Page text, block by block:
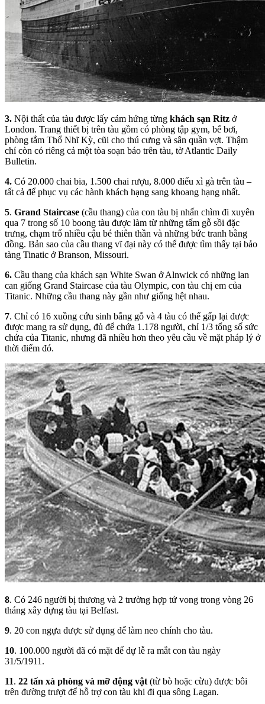
3. Nội thất của tàu được lấy cảm hứng từng khách sạn Ritz ở
London. Trang thiết bị trên tàu gồm có phòng tập gym, bể bơi,
phòng tắm Thổ Nhĩ Kỳ, cũi cho thú cưng và sân quần vợt. Thậm
chí còn có riêng cả một tòa soạn báo trên tàu, tờ Atlantic Daily
Bulletin.
4. Có 20.000 chai bia, 1.500 chai rượu, 8.000 điếu xì gà trên tàu –
tất cả để phục vụ các hành khách hạng sang khoang hạng nhất.
5. Grand Staircase (cầu thang) của con tàu bị nhấn chìm đi xuyên
qua 7 trong số 10 boong tàu được làm từ những tấm gỗ sồi đặc
trưng, chạm trổ nhiều cậu bé thiên thần và những bức tranh bằng
đồng. Bản sao của cầu thang vĩ đại này có thể được tìm thấy tại bảo
tàng Tinatic ở Branson, Missouri.
6. Cầu thang của khách sạn White Swan ở Alnwick có những lan
can giống Grand Staircase của tàu Olympic, con tàu chị em của
Titanic. Những cầu thang này gần như giống hệt nhau.
7. Chỉ có 16 xuồng cứu sinh bằng gỗ và 4 tàu có thể gấp lại được
được mang ra sử dụng, đủ để chứa 1.178 người, chỉ 1/3 tổng số sức
chứa của Titanic, nhưng đã nhiều hơn theo yêu cầu về mặt pháp lý ở
thời điểm đó.
8. Có 246 người bị thương và 2 trường hợp tử vong trong vòng 26
tháng xây dựng tàu tại Belfast.
9. 20 con ngựa được sử dụng để làm neo chính cho tàu.
10. 100.000 người đã có mặt để dự lễ ra mắt con tàu ngày
31/5/1911.
11. 22 tấn xà phòng và mỡ động vật (từ bò hoặc cừu) được bôi
trên đường trượt để hỗ trợ con tàu khi đi qua sông Lagan.